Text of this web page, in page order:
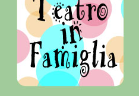
Teatro in famiglia
Teatro In Famiglia è una
rassegna di teatro concepita
per far condividere e godere
del teatro all’intera famiglia.